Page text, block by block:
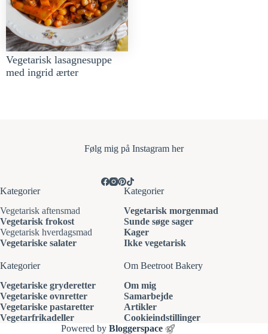
Vegetarisk lasagnesuppe
med ingrid ærter
Følg mig på Instagram her
Kategorier
Vegetarisk aftensmad
Vegetarisk frokost
Vegetarisk hverdagsmad
Vegetariske salater
Kategorier
Vegetarisk morgenmad
Sunde søge sager
Kager
Ikke vegetarisk
Kategorier
Vegetariske gryderetter
Vegetariske ovnretter
Vegetariske pastaretter
Vegetarfrikadeller
Om Beetroot Bakery
Om mig
Samarbejde
Artikler
Cookieindstillinger
Powered byBloggerspace